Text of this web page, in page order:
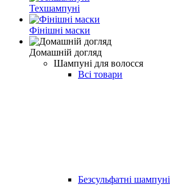
Техшампуні
Фінішні маски
Домашній догляд
Шампуні для волосся
Всі товари
Безсульфатні шампуні